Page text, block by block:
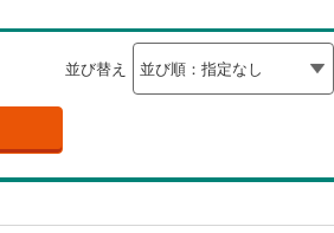
並び替え 三重
岡山 広島 山口
伊東市(76)
磐田市(33)
神田町(1)
小沢渡町(1)
遠州鉄道(1)
IT重説可（0）
検索条件を保存する
マイページ
お気に入りリストを見る
閉じる
お気に入りリストを見る
閉じる